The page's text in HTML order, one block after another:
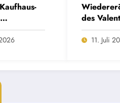
des
Karlstadt-
11. Juli